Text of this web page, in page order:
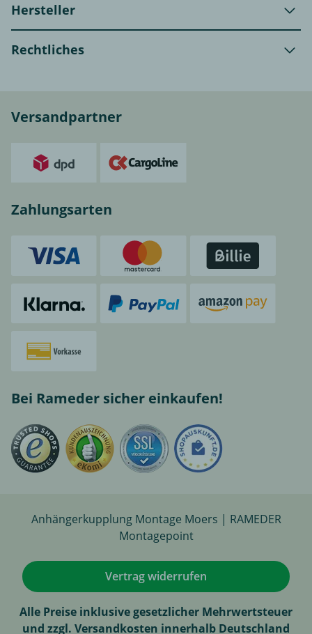
Hersteller
Rechtliches
Versandpartner
Zahlungsarten
Bei Rameder sicher einkaufen!
Anhängerkupplung Montage Moers | RAMEDER
Montagepoint
Vertrag widerrufen
Alle Preise inklusive gesetzlicher Mehrwertsteuer
und zzgl. Versandkosten innerhalb Deutschland